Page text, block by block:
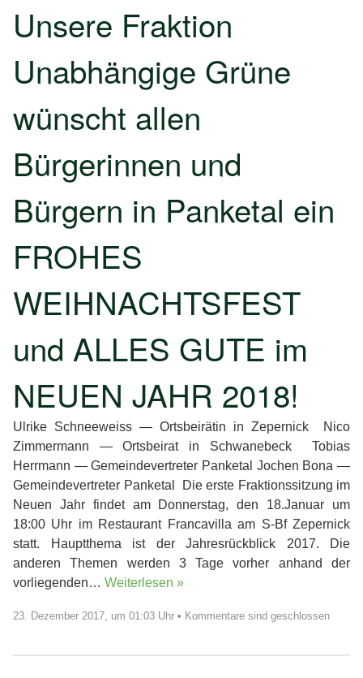
Unsere Fraktion
Unabhängige Grüne
wünscht allen
Bürgerinnen und
Bürgern in Panketal ein
FROHES
WEIHNACHTSFEST
und ALLES GUTE im
NEUEN JAHR 2018!
Ulrike Schneeweiss — Ortsbeirätin in Zepernick Nico
Zimmermann — Ortsbeirat in Schwanebeck Tobias
Herrmann — Gemeindevertreter Panketal Jochen Bona —
Gemeindevertreter Panketal Die erste Fraktionssitzung im
Neuen Jahr findet am Donnerstag, den 18.Januar um
18:00 Uhr im Restaurant Francavilla am S-Bf Zepernick
statt. Hauptthema ist der Jahresrückblick 2017. Die
anderen Themen werden 3 Tage vorher anhand der
vorliegenden… Weiterlesen »
23. Dezember 2017, um 01:03 Uhr • Kommentare sind geschlossen